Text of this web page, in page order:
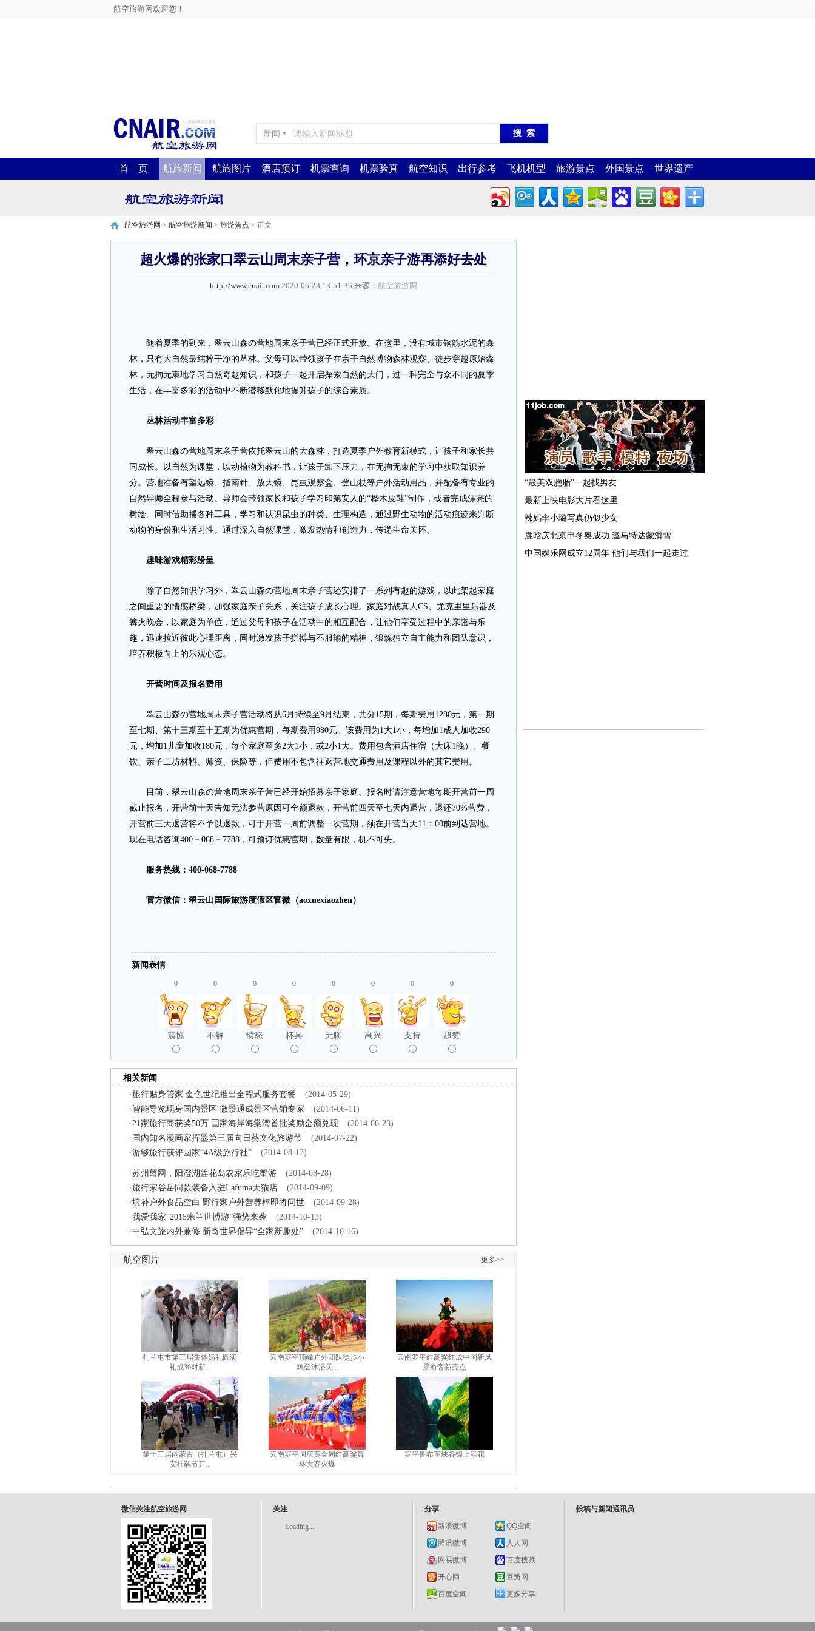
航空旅游网欢迎您！
新闻 ▼
首 页 航旅新闻 航旅图片 酒店预订 机票查询 机票验真 航空知识 出行参考 飞机机型 旅游景点 外国景点 世界遗产
航空旅游网 > 航空旅游新闻 > 旅游焦点 > 正文
超火爆的张家口翠云山周末亲子营，环京亲子游再添好去处
http://www.cnair.com 2020-06-23 13:51:36 来源： 航空旅游网
随着夏季的到来，翠云山森の营地周末亲子营已经正式开放。在这里，没有城市钢筋水泥的森
林，只有大自然最纯粹干净的丛林。父母可以带领孩子在亲子自然博物森林观察、徒步穿越原始森
林，无拘无束地学习自然奇趣知识，和孩子一起开启探索自然的大门，过一种完全与众不同的夏季
生活，在丰富多彩的活动中不断潜移默化地提升孩子的综合素质。
丛林活动丰富多彩
翠云山森の营地周末亲子营依托翠云山的大森林，打造夏季户外教育新模式，让孩子和家长共
同成长。以自然为课堂，以动植物为教科书，让孩子卸下压力，在无拘无束的学习中获取知识养
分。营地准备有望远镜、指南针、放大镜、昆虫观察盒、登山杖等户外活动用品，并配备有专业的
自然导师全程参与活动。导师会带领家长和孩子学习印第安人的“桦木皮鞋”制作，或者完成漂亮的
树绘。同时借助捕各种工具，学习和认识昆虫的种类、生理构造，通过野生动物的活动痕迹来判断
动物的身份和生活习性。通过深入自然课堂，激发热情和创造力，传递生命关怀。
趣味游戏精彩纷呈
除了自然知识学习外，翠云山森の营地周末亲子营还安排了一系列有趣的游戏，以此架起家庭
之间重要的情感桥梁，加强家庭亲子关系，关注孩子成长心理。家庭对战真人CS、尤克里里乐器及
篝火晚会，以家庭为单位，通过父母和孩子在活动中的相互配合，让他们享受过程中的亲密与乐
趣，迅速拉近彼此心理距离，同时激发孩子拼搏与不服输的精神，锻炼独立自主能力和团队意识，
培养积极向上的乐观心态。
开营时间及报名费用
翠云山森の营地周末亲子营活动将从6月持续至9月结束，共分15期，每期费用1280元，第一期
至七期、第十三期至十五期为优惠营期，每期费用980元。该费用为1大1小，每增加1成人加收290
元，增加1儿童加收180元，每个家庭至多2大1小，或2小1大。费用包含酒店住宿（大床1晚）、餐
饮、亲子工坊材料、师资、保险等，但费用不包含往返营地交通费用及课程以外的其它费用。
目前，翠云山森の营地周末亲子营已经开始招募亲子家庭。报名时请注意营地每期开营前一周
截止报名，开营前十天告知无法参营原因可全额退款，开营前四天至七天内退营，退还70%营费，
开营前三天退营将不予以退款，可于开营一周前调整一次营期，须在开营当天11：00前到达营地。
现在电话咨询400－068－7788，可预订优惠营期，数量有限，机不可失。
服务热线：400-068-7788
官方微信：翠云山国际旅游度假区官微（aoxuexiaozhen）
新闻表情
0
震惊
0
不解
0
愤怒
0
杯具
0
无聊
0
高兴
0
支持
0
超赞
相关新闻
·旅行贴身管家 金色世纪推出全程式服务套餐
(2014-05-29)
· 智能导览现身国内景区 微景通成景区营销专家
(2014-06-11)
·21家旅行商获奖50万 国家海岸海棠湾首批奖励金额兑现
(2014-06-23)
· 国内知名漫画家挥墨第三届向日葵文化旅游节
(2014-07-22)
·游够旅行获评国家“4A级旅行社” (2014-08-13)
·苏州蟹网，阳澄湖莲花岛农家乐吃蟹游
(2014-08-28)
·旅行家谷岳同款装备入驻Lafuma天猫店
(2014-09-09)
·填补户外食品空白 野行家户外营养棒即将问世
(2014-09-28)
·我爱我家“2015米兰世博游”强势来袭
(2014-10-13)
·中弘文旅内外兼修 新奇世界倡导“全家新趣处” (2014-10-16)
航空图片 更多>>
扎兰屯市第三届集体婚礼圆满
礼成36对新...
第十三届内蒙古（扎兰屯）兴
安杜鹃节开...
云南罗平顶峰户外团队徒步小
鸡登沐浴天...
云南罗平国庆黄金周红高粱舞
林大赛火爆
云南罗平红高粱红成中国新风
景游客新亮点
罗平鲁布革峡谷锦上添花
微信关注航空旅游网 关注
Loading...
分享
新浪微博
QQ空间
腾讯微博
人人网
网易微博
百度搜藏
开心网
豆瓣网
百度空间
更多分享
投稿与新闻通讯员